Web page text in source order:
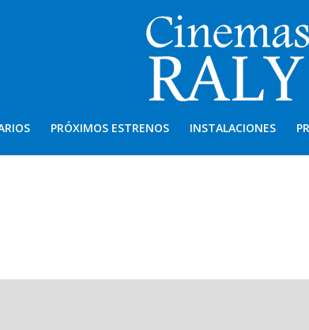
PRÓXIMOS ESTRENOS INSTALACIONES